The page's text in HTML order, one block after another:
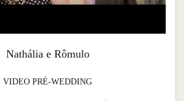
Nathália e Rômulo
VIDEO PRÉ-WEDDING